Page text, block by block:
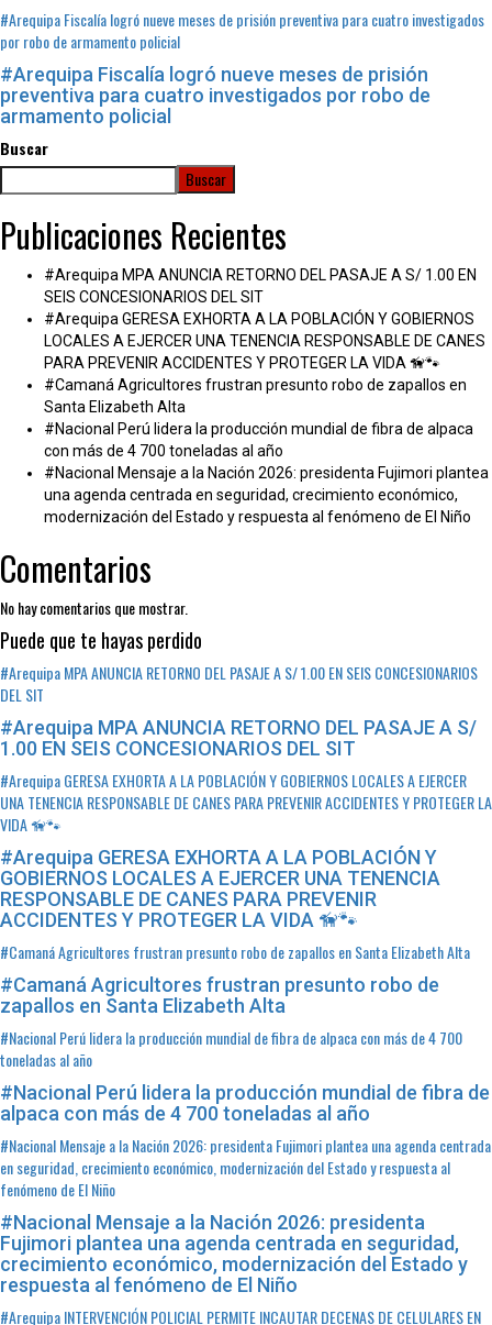
#Arequipa Fiscalía logró nueve meses de prisión preventiva para cuatro investigados
por robo de armamento policial
#Arequipa Fiscalía logró nueve meses de prisión
preventiva para cuatro investigados por robo de
armamento policial
Buscar
Buscar
Publicaciones Recientes
#Arequipa MPA ANUNCIA RETORNO DEL PASAJE A S/ 1.00 EN
SEIS CONCESIONARIOS DEL SIT
#Arequipa GERESA EXHORTA A LA POBLACIÓN Y GOBIERNOS
LOCALES A EJERCER UNA TENENCIA RESPONSABLE DE CANES
PARA PREVENIR ACCIDENTES Y PROTEGER LA VIDA 🦮🐾
#Camaná Agricultores frustran presunto robo de zapallos en
Santa Elizabeth Alta
#Nacional Perú lidera la producción mundial de fibra de alpaca
con más de 4 700 toneladas al año
#Nacional Mensaje a la Nación 2026: presidenta Fujimori plantea
una agenda centrada en seguridad, crecimiento económico,
modernización del Estado y respuesta al fenómeno de El Niño
Comentarios
No hay comentarios que mostrar.
Puede que te hayas perdido
#Arequipa MPA ANUNCIA RETORNO DEL PASAJE A S/ 1.00 EN SEIS CONCESIONARIOS
DEL SIT
#Arequipa MPA ANUNCIA RETORNO DEL PASAJE A S/
1.00 EN SEIS CONCESIONARIOS DEL SIT
#Arequipa GERESA EXHORTA A LA POBLACIÓN Y GOBIERNOS LOCALES A EJERCER
UNA TENENCIA RESPONSABLE DE CANES PARA PREVENIR ACCIDENTES Y PROTEGER LA
VIDA 🦮🐾
#Arequipa GERESA EXHORTA A LA POBLACIÓN Y
GOBIERNOS LOCALES A EJERCER UNA TENENCIA
RESPONSABLE DE CANES PARA PREVENIR
ACCIDENTES Y PROTEGER LA VIDA 🦮🐾
#Camaná Agricultores frustran presunto robo de zapallos en Santa Elizabeth Alta
#Camaná Agricultores frustran presunto robo de
zapallos en Santa Elizabeth Alta
#Nacional Perú lidera la producción mundial de fibra de alpaca con más de 4 700
toneladas al año
#Nacional Perú lidera la producción mundial de fibra de
alpaca con más de 4 700 toneladas al año
#Nacional Mensaje a la Nación 2026: presidenta Fujimori plantea una agenda centrada
en seguridad, crecimiento económico, modernización del Estado y respuesta al
fenómeno de El Niño
#Nacional Mensaje a la Nación 2026: presidenta
Fujimori plantea una agenda centrada en seguridad,
crecimiento económico, modernización del Estado y
respuesta al fenómeno de El Niño
#Arequipa INTERVENCIÓN POLICIAL PERMITE INCAUTAR DECENAS DE CELULARES EN